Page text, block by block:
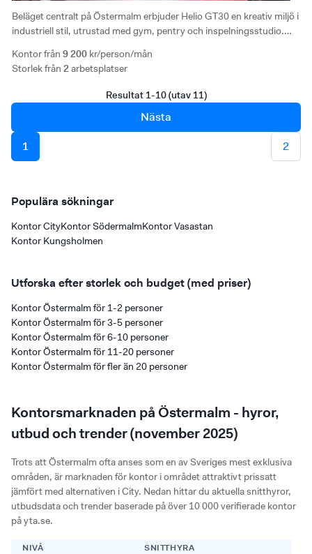
Kontor från 9 200 kr/person/mån
Storlek från 2arbetsplatser
Beläget centralt på Östermalm erbjuder Helio GT30 en kreativ miljö i
industriell stil, utrustad med gym, pentry och inspelningsstudio.
vilket gör det till en flexibel arbetsplats. Närheten till Humlegården
och Östermalmshallen ger en utmärkt arbetsmiljö med både
grönområden och lunchmöjligheter.
Resultat 1-10 (utav 11)
Nästa
1
2
Populära sökningar
Kontor CityKontor SödermalmKontor Vasastan
Kontor Kungsholmen
Utforska efter storlek och budget (med priser)
Kontor Östermalm för 1-2 personer
Kontor Östermalm för 3-5 personer
Kontor Östermalm för 6-10 personer
Kontor Östermalm för 11-20 personer
Kontor Östermalm för fler än 20 personer
Kontorsmarknaden på Östermalm - hyror,
utbud och trender (november 2025)
Trots att Östermalm ofta anses som en av Sveriges mest exklusiva
områden, är marknaden för kontor i området attraktivt prissatt
jämfört med alternativen i City. Nedan hittar du aktuella snitthyror,
utbudsdata och trender baserade på över 10 000 verifierade kontor
på yta.se.
NIVÅ SNITTHYRA